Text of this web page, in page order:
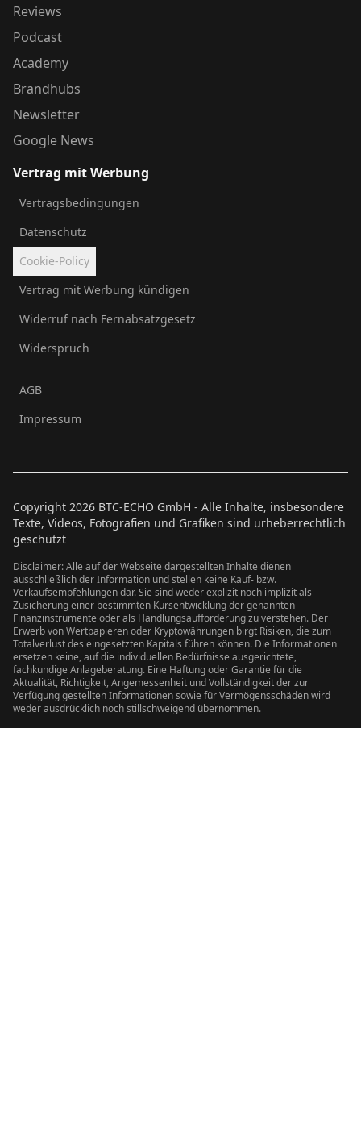
Reviews
Podcast
Academy
Brandhubs
Newsletter
Google News
Vertrag mit Werbung
Vertragsbedingungen
Datenschutz
Cookie-Policy
Vertrag mit Werbung kündigen
Widerruf nach Fernabsatzgesetz
Widerspruch
AGB
Impressum
Copyright 2026 BTC-ECHO GmbH - Alle Inhalte, insbesondere
Texte, Videos, Fotografien und Grafiken sind urheberrechtlich
geschützt
Disclaimer: Alle auf der Webseite dargestellten Inhalte dienen
ausschließlich der Information und stellen keine Kauf- bzw.
Verkaufsempfehlungen dar. Sie sind weder explizit noch implizit als
Zusicherung einer bestimmten Kursentwicklung der genannten
Finanzinstrumente oder als Handlungsaufforderung zu verstehen. Der
Erwerb von Wertpapieren oder Kryptowährungen birgt Risiken, die zum
Totalverlust des eingesetzten Kapitals führen können. Die Informationen
ersetzen keine, auf die individuellen Bedürfnisse ausgerichtete,
fachkundige Anlageberatung. Eine Haftung oder Garantie für die
Aktualität, Richtigkeit, Angemessenheit und Vollständigkeit der zur
Verfügung gestellten Informationen sowie für Vermögensschäden wird
weder ausdrücklich noch stillschweigend übernommen.